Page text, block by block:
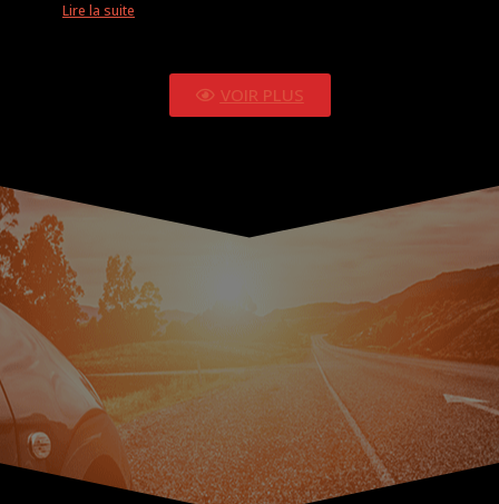
Lire la suite
VOIR PLUS